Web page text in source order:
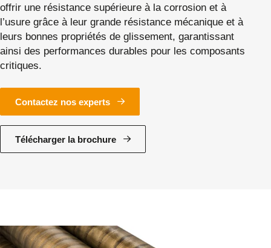
offrir une résistance supérieure à la corrosion et à
l’usure grâce à leur grande résistance mécanique et à
leurs bonnes propriétés de glissement, garantissant
ainsi des performances durables pour les composants
critiques.
Contactez nos experts
Télécharger la brochure